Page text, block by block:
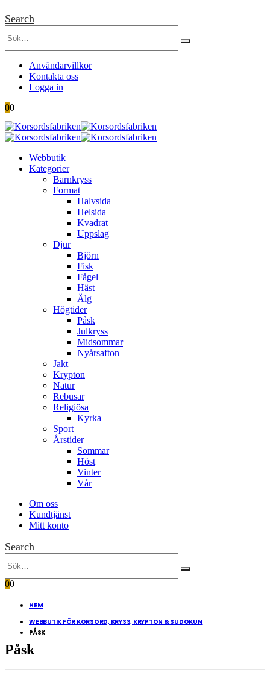
Search
Användarvillkor
Kontakta oss
Logga in
00
Webbutik
Kategorier
Barnkryss
Format
Halvsida
Helsida
Kvadrat
Uppslag
Djur
Björn
Fisk
Fågel
Häst
Älg
Högtider
Påsk
Julkryss
Midsommar
Nyårsafton
Jakt
Krypton
Natur
Rebusar
Religiösa
Kyrka
Sport
Årstider
Sommar
Höst
Vinter
Vår
Om oss
Kundtjänst
Mitt konto
Search
00
HEM
WEBBUTIK FÖR KORSORD, KRYSS, KRYPTON & SUDOKUN
PÅSK
Påsk